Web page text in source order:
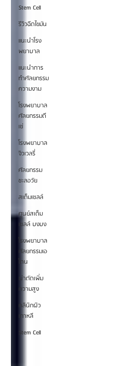
Stem Cell
รีวิวฉีดไขมัน
แนะนำโรง
พยาบาล
แนะนำการ
ทำศัลยกรรม
ความงาม
โรงพยาบาล
ศัลยกรรมดี
เซ่
โรงพยาบาล
จิวเวลรี่
ศัลยกรรม
ชะลอวัย
สเต็มเซลล์
ศูนย์สเต็ม
เซลล์ บงบง
โรงพยาบาล
ศัลยกรรมเอ
โตน
ผ่าตัดเพิ่ม
ความสูง
คลินิกผิว
เกาหลี
Stem Cell